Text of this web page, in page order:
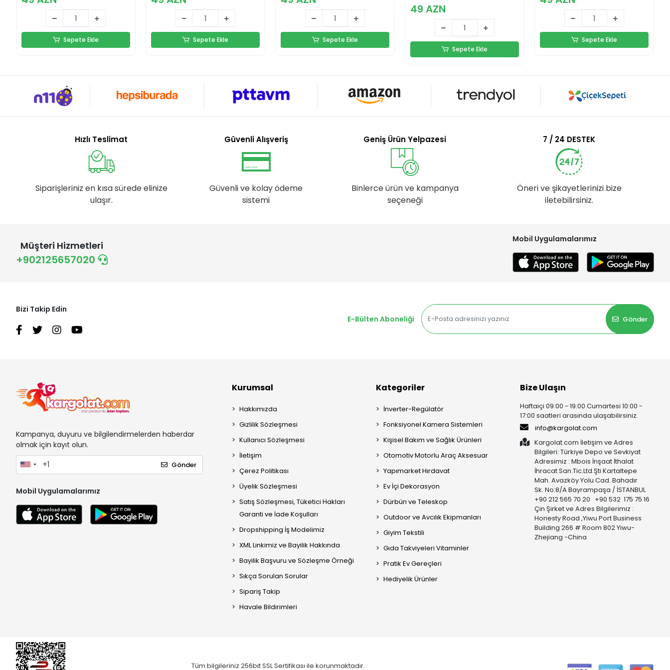
Sepete Ekle
Nesil
Sepete Ekle Sepete Ekle
49 AZN
Sepete Ekle
Sepete Ekle
Hızlı Teslimat
Siparişleriniz en kısa sürede elinize
ulaşır.
Güvenli Alışveriş
Güvenli ve kolay ödeme
sistemi
Geniş Ürün Yelpazesi
Binlerce ürün ve kampanya
seçeneği
7 / 24 DESTEK
Öneri ve şikayetlerinizi bize
iletebilirsiniz.
Müşteri Hizmetleri
+902125657020
Mobil Uygulamalarımız
Bizi Takip Edin
E-Bülten Aboneliği
Gönder
Kampanya, duyuru ve bilgilendirmelerden haberdar
olmak için kayıt olun.
Gönder
Mobil Uygulamalarımız
Kurumsal
Hakkımızda
Gizlilik Sözleşmesi
Kullanıcı Sözleşmesi
İletişim
Çerez Politikası
Üyelik Sözleşmesi
Satış Sözleşmesi, Tüketici Hakları
Garanti ve İade Koşulları
Dropshipping İş Modelimiz
XML Linkimiz ve Bayilik Hakkında
Bayilik Başvuru ve Sözleşme Örneği
Sıkça Sorulan Sorular
Sipariş Takip
Havale Bildirimleri
Kategoriler
İnverter-Regülatör
Fonksiyonel Kamera Sistemleri
Kişisel Bakım ve Sağlık Ürünleri
Otomotiv Motorlu Araç Aksesuar
Yapımarket Hırdavat
Ev İçi Dekorasyon
Dürbün ve Teleskop
Outdoor ve Avcılık Ekipmanları
Giyim Tekstili
Gıda Takviyeleri Vitaminler
Pratik Ev Gereçleri
Hediyelik Ürünler
Bize Ulaşın
Haftaiçi 09:00 - 19:00 Cumartesi 10:00 -
17:00 saatleri arasında ulaşabilirsiniz.
info@kargolat.com
Kargolat.com İletişim ve Adres
Bilgileri: Türkiye Depo ve Sevkiyat
Adresimiz : Mbois İnşaat İthalat
İhracat San.Tic.Ltd.Şti Kartaltepe
Mah. Avazköy Yolu Cad. Bahadır
Sk. No:8/A Bayrampaşa / İSTANBUL
+90 212 565 70 20 +90 532 175 75 16
Çin Şirket ve Adres Bilgilerimiz :
Honesty Road ,Yiwu Port Business
Building 266 # Room 802 Yiwu-
Zhejiang -China
Tüm bilgileriniz 256bit SSL Sertifikası ile korunmaktadır.